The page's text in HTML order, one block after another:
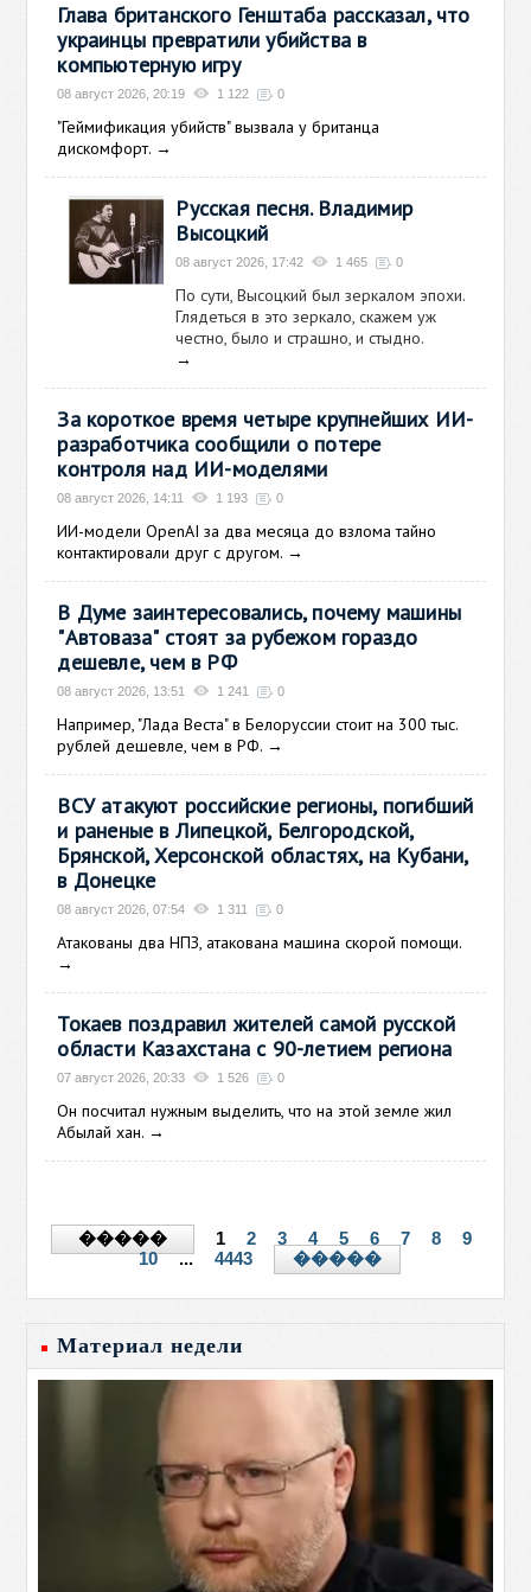
Глава британского Генштаба рассказал, что
украинцы превратили убийства в
компьютерную игру
08 август 2026, 20:19 1 122 0
"Геймификация убийств" вызвала у британца
дискомфорт. →
Русская песня. Владимир
Высоцкий
08 август 2026, 17:42 1 465 0
По сути, Высоцкий был зеркалом эпохи.
Глядеться в это зеркало, скажем уж
честно, было и страшно, и стыдно.
→
За короткое время четыре крупнейших ИИ-
разработчика сообщили о потере
контроля над ИИ-моделями
08 август 2026, 14:11 1 193 0
ИИ-модели OpenAI за два месяца до взлома тайно
контактировали друг с другом. →
В Думе заинтересовались, почему машины
"Автоваза" стоят за рубежом гораздо
дешевле, чем в РФ
08 август 2026, 13:51 1 241 0
Например, "Лада Веста" в Белоруссии стоит на 300 тыс.
рублей дешевле, чем в РФ. →
ВСУ атакуют российские регионы, погибший
и раненые в Липецкой, Белгородской,
Брянской, Херсонской областях, на Кубани,
в Донецке
08 август 2026, 07:54 1 311 0
Атакованы два НПЗ, атакована машина скорой помощи.
→
Токаев поздравил жителей самой русской
области Казахстана с 90-летием региона
07 август 2026, 20:33 1 526 0
Он посчитал нужным выделить, что на этой земле жил
Абылай хан. →
����� 1 2 3 4 5 6 7 8
9
10
... 4443 �����
Материал недели